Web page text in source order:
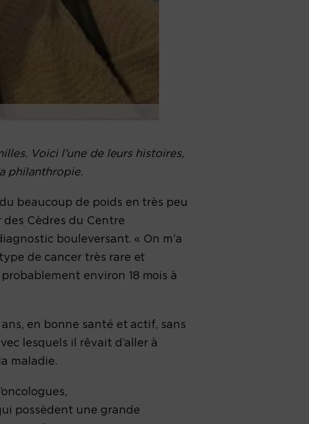
Voici l’une de leurs histoires,
philanthropie.
beaucoup de poids en très peu
des Cèdres du Centre
bouleversant. « On m’a
de cancer très rare et
environ 18 mois à
en bonne santé et actif, sans
lesquels il rêvait d’aller à
maladie.
possèdent une grande